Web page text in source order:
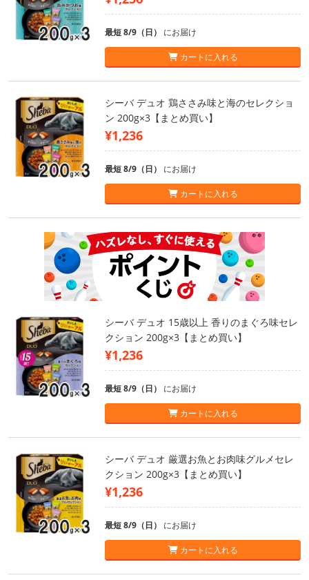
最短 8/9（日） にお届け
カートに入れる
シーバ デュオ 鶏ささみ味と海のセレクショ
ン 200g×3【まとめ買い】
¥1,236
最短 8/9（日） にお届け
カートに入れる
シーバ デュオ 15歳以上 香りのまぐろ味セレ
クション 200g×3【まとめ買い】
¥1,236
最短 8/9（日） にお届け
カートに入れる
シーバ デュオ 厳選お魚とお肉味グルメセレ
クション 200g×3【まとめ買い】
¥1,236
最短 8/9（日） にお届け
カートに入れる